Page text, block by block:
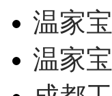
温家
温家